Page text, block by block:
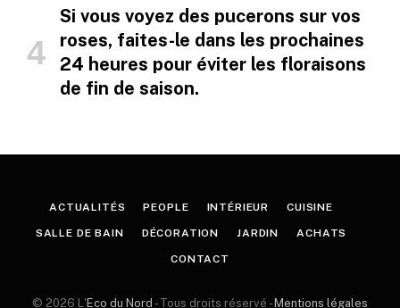
Si vous voyez des pucerons sur vos
roses, faites-le dans les prochaines
24 heures pour éviter les floraisons
de fin de saison.
ACTUALITÉS PEOPLE INTÉRIEUR CUISINE
SALLE DE BAIN DÉCORATION JARDIN ACHATS
CONTACT
© 2026 L'Eco du Nord - Tous droits réservé - Mentions légales